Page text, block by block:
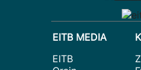
EITB MEDIA
EITB